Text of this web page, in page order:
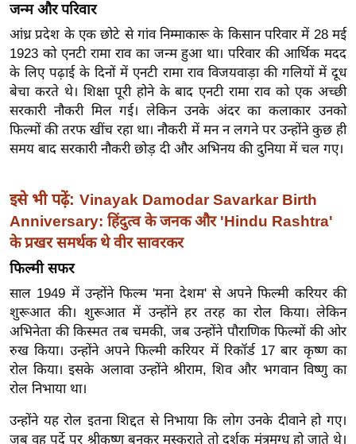
2
6
क्रा
इ
म
ई
-
प
मि
सा
ल
बे
मि
सा
ल
ख्सि
जन्म और परिवार
आंध्र प्रदेश के एक छोटे से गांव निम्माकारू के किसान परिवार में 28 मई
1923 को एनटी रामा राव का जन्म हुआ था। परिवार की आर्थिक मदद
के लिए पढ़ाई के दिनों में एनटी रामा राव विजयवाड़ा की गलियों में दूध
बेचा करते थे। शिक्षा पूरी होने के बाद एनटी रामा राव को एक अच्छी
सरकारी नौकरी मिल गई। लेकिन उनके अंदर का कलाकार उनको
फिल्मों की तरफ खींच रहा था। नौकरी में मन न लगने पर उन्होंने कुछ ही
समय बाद सरकारी नौकरी छोड़ दी और अभिनय की दुनिया में चल गए।
इसे भी पढ़ें: Vinayak Damodar Savarkar Birth
Anniversary: हिंदुत्व के जनक और 'Hindu Rashtra'
के प्रखर समर्थक थे वीर सावरकर
फिल्मी सफर
साल 1949 में उन्होंने फिल्म 'मना देशम' से अपने फिल्मी करियर की
शुरूआत की। शुरूआत में उन्होंने हर तरह का रोल किया। लेकिन
अभिनेता की किस्मत तब चमकी, जब उन्होंने पौराणिक फिल्मों की ओर
रुख किया। उन्होंने अपने फिल्मी करियर में रिकॉर्ड 17 बार कृष्ण का
रोल किया। इसके अलावा उन्होंने श्रीराम, शिव और भगवान विष्णु का
रोल निभाया था।
उन्होंने यह रोल इतना शिद्दत से निभाया कि लोग उनके दीवाने हो गए।
जब वह पर्दे पर श्रीकृष्ण बनकर मुस्कुराते तो दर्शक मंत्रमुग्ध हो जाते थे।